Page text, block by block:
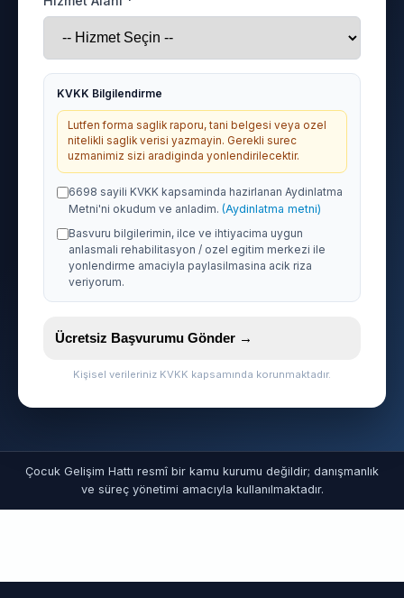
KVKK Bilgilendirme
Lutfen forma saglik raporu, tani belgesi veya ozel
nitelikli saglik verisi yazmayin. Gerekli surec
uzmanimiz sizi aradiginda yonlendirilecektir.
6698 sayili KVKK kapsaminda hazirlanan Aydinlatma
Metni'ni okudum ve anladim. (Aydinlatma metni)
Basvuru bilgilerimin, ilce ve ihtiyacima uygun
anlasmali rehabilitasyon / ozel egitim merkezi ile
yonlendirme amaciyla paylasilmasina acik riza
veriyorum.
Ücretsiz Başvurumu Gönder →
Kişisel verileriniz KVKK kapsamında korunmaktadır.
Çocuk Gelişim Hattı resmî bir kamu kurumu değildir; danışmanlık
ve süreç yönetimi amacıyla kullanılmaktadır.